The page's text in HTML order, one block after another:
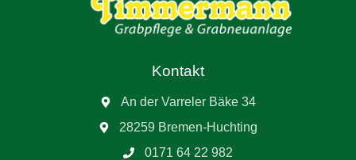
Kontakt
An der Varreler Bäke 34
28259 Bremen-Huchting
0171 64 22 982